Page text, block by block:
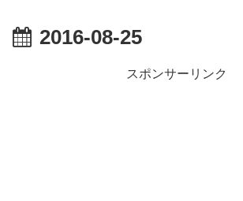
2016-08-25
スポンサーリンク